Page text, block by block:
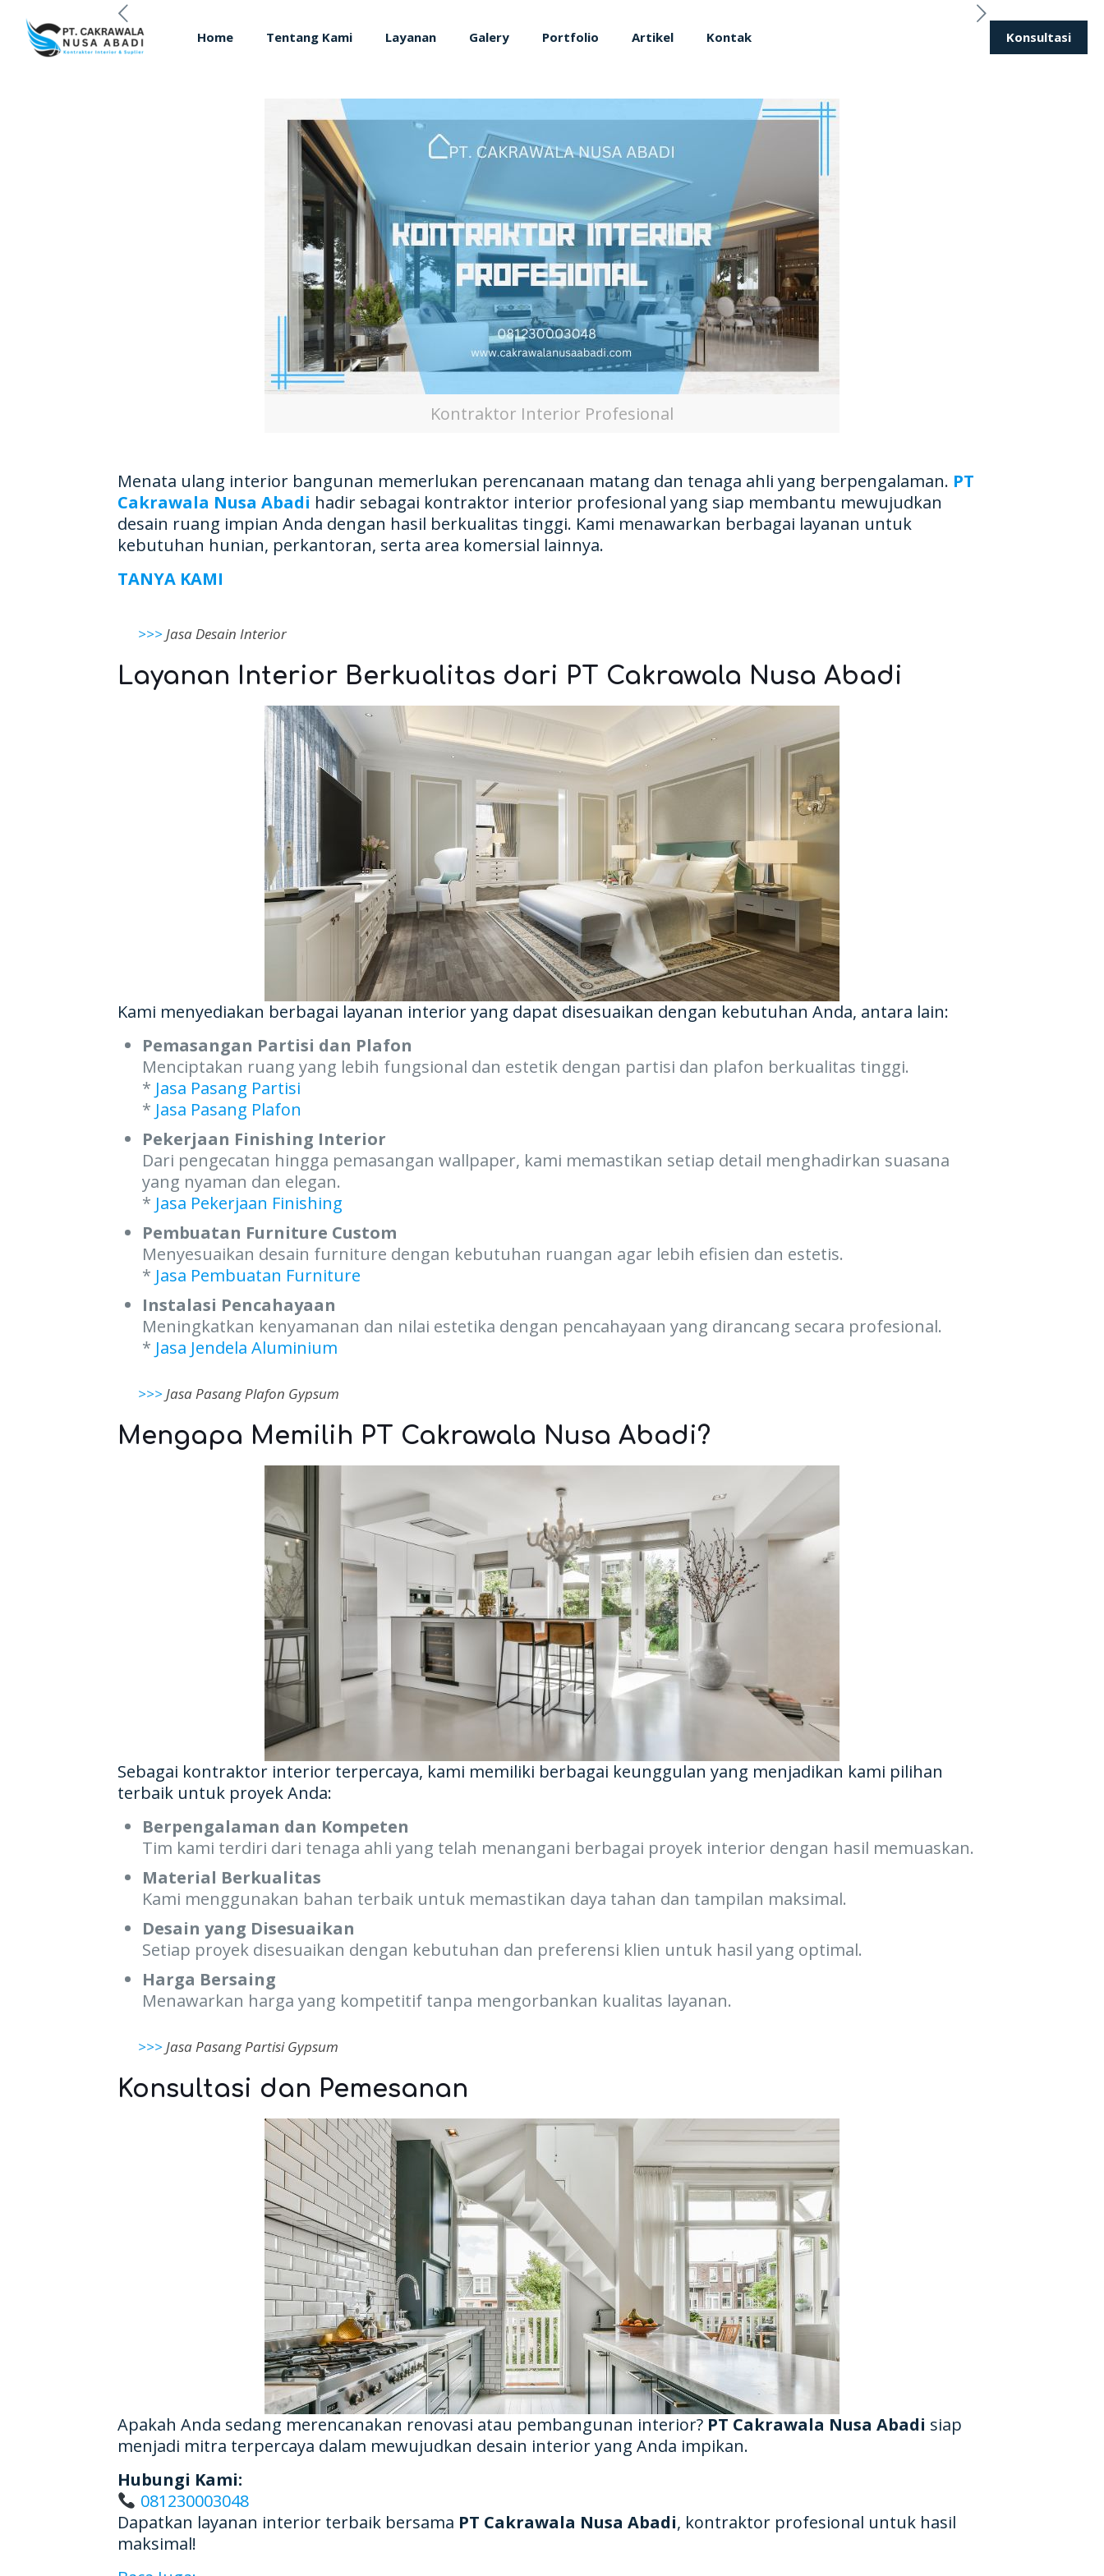
Home Tentang Kami Layanan Galery Portfolio Artikel Kontak Konsultasi
Kontraktor Interior Profesional
Menata ulang interior bangunan memerlukan perencanaan matang dan tenaga ahli yang berpengalaman. PT
Cakrawala Nusa Abadi hadir sebagai kontraktor interior profesional yang siap membantu mewujudkan
desain ruang impian Anda dengan hasil berkualitas tinggi. Kami menawarkan berbagai layanan untuk
kebutuhan hunian, perkantoran, serta area komersial lainnya.
>>>Jasa Desain Interior
Layanan Interior Berkualitas dari PT Cakrawala Nusa Abadi
Kami menyediakan berbagai layanan interior yang dapat disesuaikan dengan kebutuhan Anda, antara lain:
Pemasangan Partisi dan Plafon
Menciptakan ruang yang lebih fungsional dan estetik dengan partisi dan plafon berkualitas tinggi.
* Jasa Pasang Partisi
* Jasa Pasang Plafon
Pekerjaan Finishing Interior
Dari pengecatan hingga pemasangan wallpaper, kami memastikan setiap detail menghadirkan suasana
yang nyaman dan elegan.
* Jasa Pekerjaan Finishing
Pembuatan Furniture Custom
Menyesuaikan desain furniture dengan kebutuhan ruangan agar lebih efisien dan estetis.
* Jasa Pembuatan Furniture
Instalasi Pencahayaan
Meningkatkan kenyamanan dan nilai estetika dengan pencahayaan yang dirancang secara profesional.
* Jasa Jendela Aluminium
>>>Jasa Pasang Plafon Gypsum
Mengapa Memilih PT Cakrawala Nusa Abadi?
Sebagai kontraktor interior terpercaya, kami memiliki berbagai keunggulan yang menjadikan kami pilihan
terbaik untuk proyek Anda:
Berpengalaman dan Kompeten
Tim kami terdiri dari tenaga ahli yang telah menangani berbagai proyek interior dengan hasil memuaskan.
Material Berkualitas
Kami menggunakan bahan terbaik untuk memastikan daya tahan dan tampilan maksimal.
Desain yang Disesuaikan
Setiap proyek disesuaikan dengan kebutuhan dan preferensi klien untuk hasil yang optimal.
Harga Bersaing
Menawarkan harga yang kompetitif tanpa mengorbankan kualitas layanan.
>>>Jasa Pasang Partisi Gypsum
Konsultasi dan Pemesanan
Apakah Anda sedang merencanakan renovasi atau pembangunan interior? PT Cakrawala Nusa Abadi siap
menjadi mitra terpercaya dalam mewujudkan desain interior yang Anda impikan.
Hubungi Kami:
081230003048
Dapatkan layanan interior terbaik bersama PT Cakrawala Nusa Abadi, kontraktor profesional untuk hasil
maksimal!